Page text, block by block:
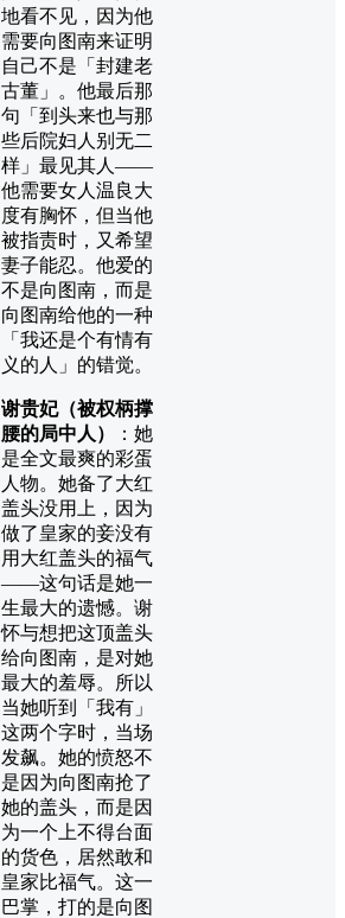
地看不见，因为他
需要向图南来证明
自己不是「封建老
古董」。他最后那
句「到头来也与那
些后院妇人别无二
样」最见其人——
他需要女人温良大
度有胸怀，但当他
被指责时，又希望
妻子能忍。他爱的
不是向图南，而是
向图南给他的一种
「我还是个有情有
义的人」的错觉。
谢贵妃（被权柄撑
腰的局中人）
：她
是全文最爽的彩蛋
人物。她备了大红
盖头没用上，因为
做了皇家的妾没有
用大红盖头的福气
——这句话是她一
生最大的遗憾。谢
怀与想把这顶盖头
给向图南，是对她
最大的羞辱。所以
当她听到「我有」
这两个字时，当场
发飙。她的愤怒不
是因为向图南抢了
她的盖头，而是因
为一个上不得台面
的货色，居然敢和
皇家比福气。这一
巴掌，打的是向图